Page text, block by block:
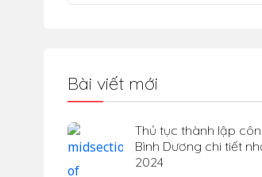
Bài viết mới
Thủ tục thành lập
Bình Dương chi tiết
2024